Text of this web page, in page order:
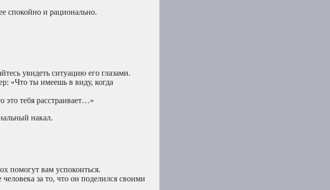
спокойно и рационально.
увидеть ситуацию его глазами.
«Что ты имеешь в виду, когда
тебя расстраивает…»
накал.
помогут вам успокоиться.
за то, что он поделился своими